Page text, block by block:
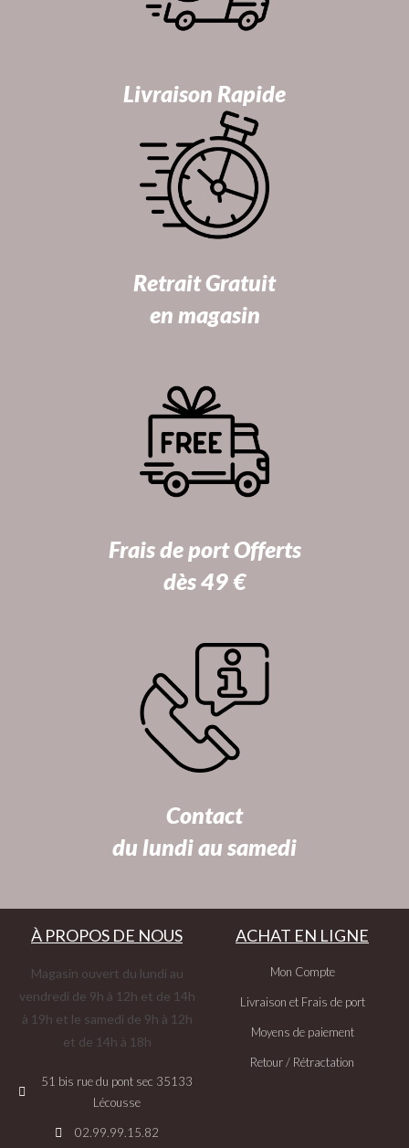
Livraison Rapide
Retrait Gratuit
en magasin
Frais de port Offerts
dès 49 €
Contact
du lundi au samedi
À PROPOS DE NOUS
Magasin ouvert du lundi au
vendredi de 9h à 12h et de 14h
à 19h et le samedi de 9h à 12h
et de 14h à 18h
51 bis rue du pont sec 35133
Lécousse
02.99.99.15.82
ACHAT EN LIGNE
Mon Compte
Livraison et Frais de port
Moyens de paiement
Retour / Rétractation